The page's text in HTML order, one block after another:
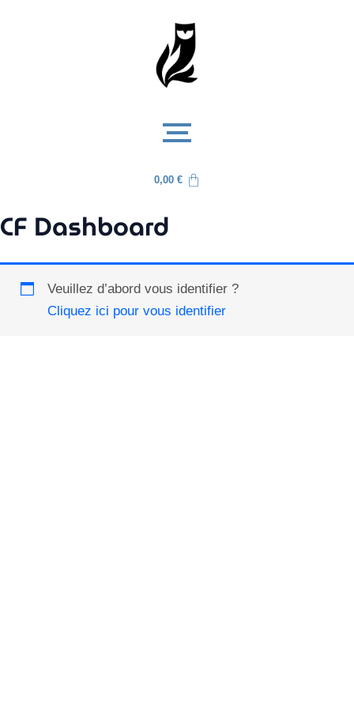
0,00 €
CF Dashboard
Veuillez d’abord vous identifier ?
Cliquez ici pour vous identifier